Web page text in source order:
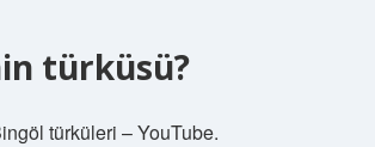
türküsü?
türküleri – YouTube.